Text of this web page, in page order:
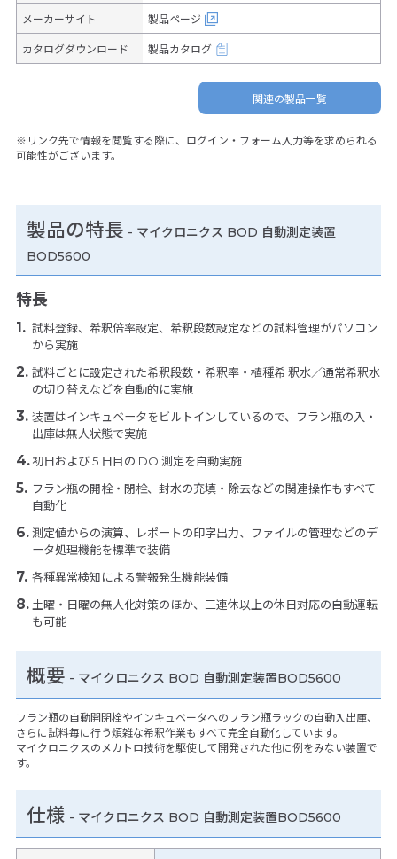
メーカーサイト 製品ページ
カタログダウンロード 製品カタログ
関連の製品一覧
※リンク先で情報を閲覧する際に、ログイン・フォーム入力等を求められる
可能性がございます。
製品の特長 - マイクロニクス BOD 自動測定装置
BOD5600
特長
試料登録、希釈倍率設定、希釈段数設定などの試料管理がパソコン
から実施
試料ごとに設定された希釈段数・希釈率・植種希 釈水／通常希釈水
の切り替えなどを自動的に実施
装置はインキュベータをビルトインしているので、フラン瓶の入・
出庫は無人状態で実施
初日および 5 日目の DO 測定を自動実施
フラン瓶の開栓・閉栓、封水の充填・除去などの関連操作もすべて
自動化
測定値からの演算、レポートの印字出力、ファイルの管理などのデ
ータ処理機能を標準で装備
各種異常検知による警報発⽣機能装備
土曜・日曜の無人化対策のほか、三連休以上の休日対応の自動運転
も可能
概要 - マイクロニクス BOD 自動測定装置BOD5600
フラン瓶の自動開閉栓やインキュベータへのフラン瓶ラックの自動入出庫、
さらに試料毎に行う煩雑な希釈作業もすべて完全自動化しています。
マイクロニクスのメカトロ技術を駆使して開発された他に例をみない装置で
す。
仕様 - マイクロニクス BOD 自動測定装置BOD5600